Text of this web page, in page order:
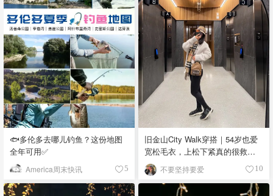
🐟多伦多去哪儿钓鱼？这份地图
全年可用✅
America周末快讯 5
旧金山City Walk穿搭｜54岁也爱
宽松毛衣，上松下紧真的很救比
例
不要坚持要爱 10